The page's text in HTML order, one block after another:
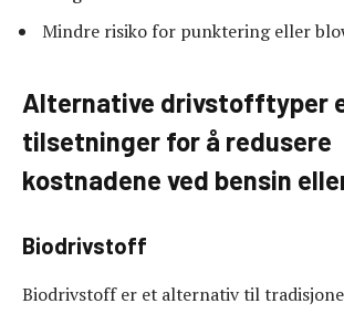
Mindre risiko for punktering eller
Alternative drivstofftyper
tilsetninger for å redusere
kostnadene ved bensin
Biodrivstoff
Biodrivstoff er et alternativ til